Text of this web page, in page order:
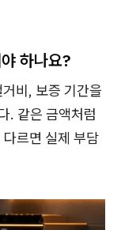
하나요?
비, 보증 기간을
. 같은 금액처럼
르면 실제 부담